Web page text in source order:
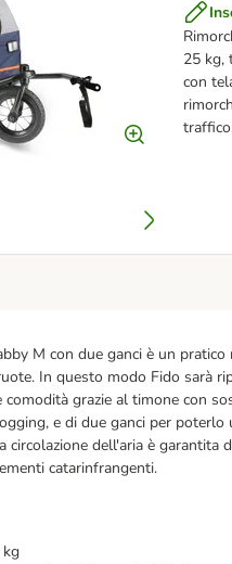
25 kg,
con
M con due ganci è un
In questo modo Fido sarà
grazie al timone con
e di due ganci per
circolazione dell'aria è
catarinfrangenti.
kg